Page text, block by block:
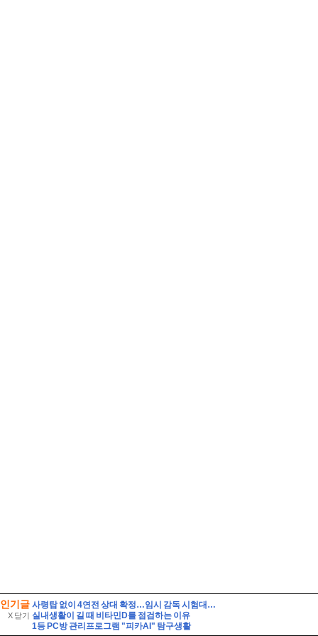
인기글
X 닫기
사령탑 없이 4연전 상대 확정…임시 감독 시험대 / 연합뉴스TV (YonhapnewsTV)
실내생활이 길 때 비타민D를 점검하는 이유
1등 PC방 관리프로그램 "피카AI" 탐구생활